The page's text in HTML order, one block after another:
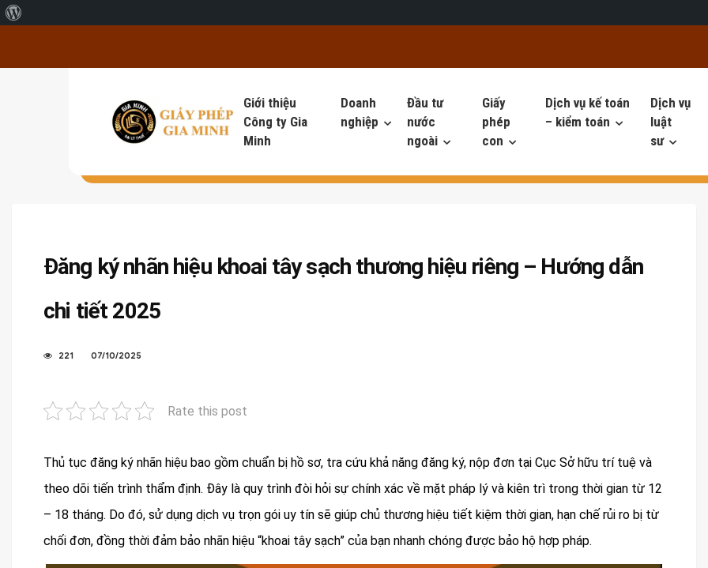
Giới thiệu
Công ty Gia
Minh
Doanh
nghiệp
Đầu tư
nước
ngoài
Giấy
phép
con
Dịch vụ kế toán
– kiểm toán
Dịch vụ
luật
sư
Đăng ký nhãn hiệu khoai tây sạch thương hiệu riêng – Hướng dẫn
chi tiết 2025
221 07/10/2025
Rate this post
Đăng ký nhãn hiệu khoai tây sạch thương hiệu riênglà bước quan trọng để bảo vệ uy tín và giá trị sản phẩm nông
Thủ tục đăng ký nhãn hiệu bao gồm chuẩn bị hồ sơ, tra cứu khả năng đăng ký, nộp đơn tại Cục Sở hữu trí tuệ và
theo dõi tiến trình thẩm định. Đây là quy trình đòi hỏi sự chính xác về mặt pháp lý và kiên trì trong thời gian từ 12
– 18 tháng. Do đó, sử dụng dịch vụ trọn gói uy tín sẽ giúp chủ thương hiệu tiết kiệm thời gian, hạn chế rủi ro bị từ
chối đơn, đồng thời đảm bảo nhãn hiệu “khoai tây sạch” của bạn nhanh chóng được bảo hộ hợp pháp.